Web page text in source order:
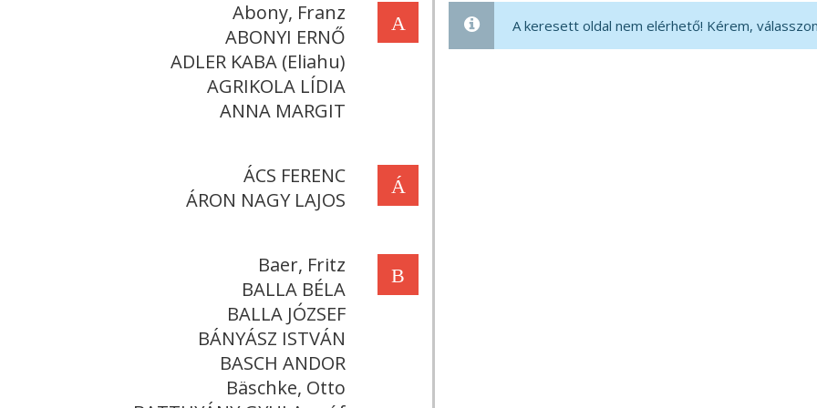
A
Abony, Franz
ABONYI ERNŐ
ADLER KABA (Eliahu)
AGRIKOLA LÍDIA
ANNA MARGIT
Á
ÁCS FERENC
ÁRON NAGY LAJOS
B
Baer, Fritz
BALLA BÉLA
BALLA JÓZSEF
BÁNYÁSZ ISTVÁN
BASCH ANDOR
Bäschke, Otto
A keresett oldal nem elérhető! Kérem,